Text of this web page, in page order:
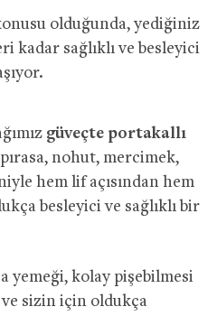
olduğunda, yediğiniz
kadar sağlıklı ve besleyici
güveçte portakallı
nohut, mercimek,
hem lif açısından hem
besleyici ve sağlıklı bir
yemeği, kolay pişebilmesi
sizin için oldukça